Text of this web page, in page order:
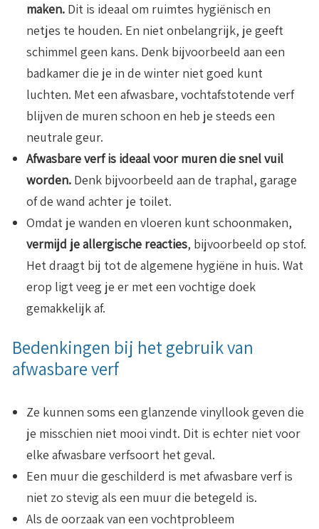
maken. Dit is ideaal om ruimtes hygiënisch en
netjes te houden. En niet onbelangrijk, je geeft
schimmel geen kans. Denk bijvoorbeeld aan een
badkamer die je in de winter niet goed kunt
luchten. Met een afwasbare, vochtafstotende verf
blijven de muren schoon en heb je steeds een
neutrale geur.
Afwasbare verf is ideaal voor muren die snel vuil
worden. Denk bijvoorbeeld aan de traphal, garage
of de wand achter je toilet.
Omdat je wanden en vloeren kunt schoonmaken,
vermijd je allergische reacties, bijvoorbeeld op stof.
Het draagt bij tot de algemene hygiëne in huis. Wat
erop ligt veeg je er met een vochtige doek
gemakkelijk af.
Bedenkingen bij het gebruik van
afwasbare verf
Ze kunnen soms een glanzende vinyllook geven die
je misschien niet mooi vindt. Dit is echter niet voor
elke afwasbare verfsoort het geval.
Een muur die geschilderd is met afwasbare verf is
niet zo stevig als een muur die betegeld is.
Als de oorzaak van een vochtprobleem